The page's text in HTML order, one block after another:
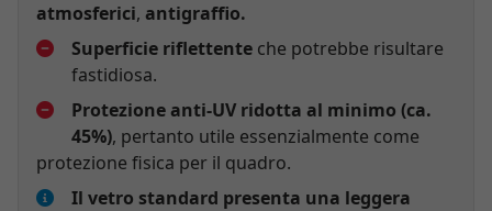
atmosferici, antigraffio.
Superficie riflettente che potrebbe risultare
fastidiosa.
Protezione anti-UV ridotta al minimo (ca.
45%), pertanto utile essenzialmente come
protezione fisica per il quadro.
Il vetro standard presenta una leggera